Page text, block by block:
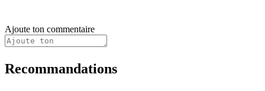
Ajoute ton commentaire
Recommandations